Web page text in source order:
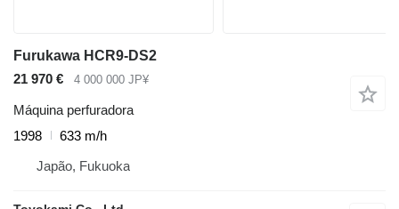
Furukawa HCR9-DS2
21 970 €
4 000 000 JP¥
Máquina perfuradora
1998
633 m/h
Japão, Fukuoka